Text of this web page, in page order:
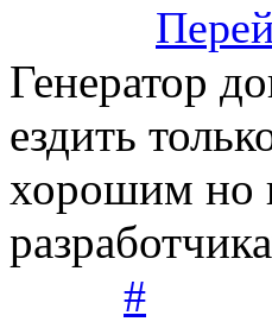
Генератор
ездить
хорошим но
#